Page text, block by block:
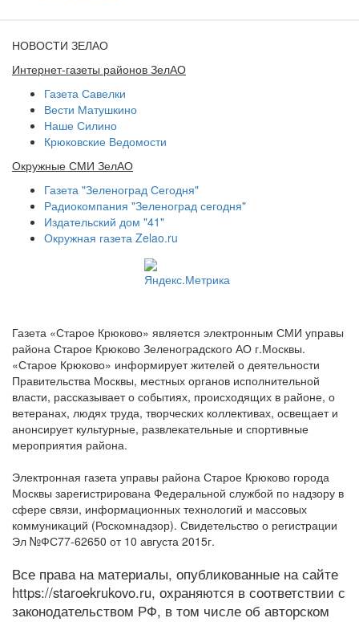
НОВОСТИ ЗЕЛАО
Интернет-газеты районов ЗелАО
Газета Савелки
Вести Матушкино
Наше Силино
Крюковские Ведомости
Окружные СМИ ЗелАО
Газета "Зеленоград Сегодня"
Радиокомпания "Зеленоград сегодня"
Издательский дом "41"
Окружная газета Zelao.ru
Газета «Старое Крюково» является электронным СМИ управы
района Старое Крюково Зеленоградского АО г.Москвы.
«Старое Крюково» информирует жителей о деятельности
Правительства Москвы, местных органов исполнительной
власти, рассказывает о событиях, происходящих в районе, о
ветеранах, людях труда, творческих коллективах, освещает и
анонсирует культурные, развлекательные и спортивные
мероприятия района.
Электронная газета управы района Старое Крюково города
Москвы зарегистрирована Федеральной службой по надзору в
сфере связи, информационных технологий и массовых
коммуникаций (Роскомнадзор). Свидетельство о регистрации
Эл №ФС77-62650 от 10 августа 2015г.
Все права на материалы, опубликованные на сайте
https://staroekrukovo.ru, охраняются в соответствии с
законодательством РФ, в том числе об авторском